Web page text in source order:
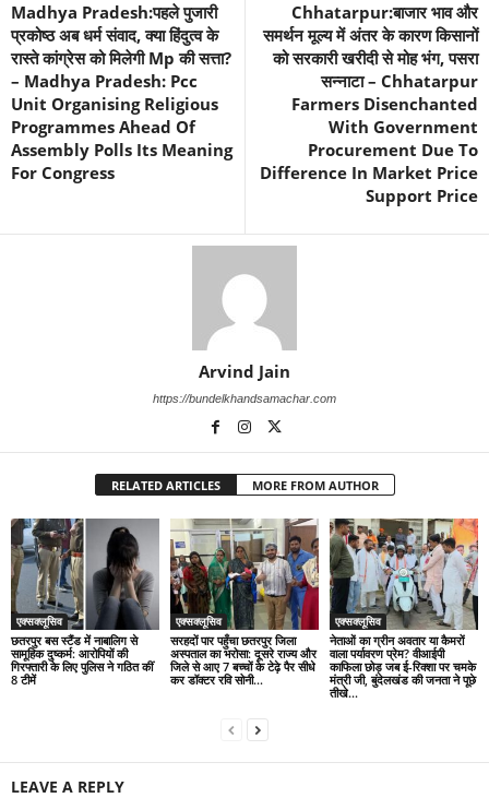
Madhya Pradesh:पहले पुजारी
प्रकोष्ठ अब धर्म संवाद, क्या हिंदुत्व के
रास्ते कांग्रेस को मिलेगी Mp की सत्ता?
– Madhya Pradesh: Pcc
Unit Organising Religious
Programmes Ahead Of
Assembly Polls Its Meaning
For Congress
Chhatarpur:बाजार भाव और
समर्थन मूल्य में अंतर के कारण किसानों
को सरकारी खरीदी से मोह भंग, पसरा
सन्नाटा – Chhatarpur
Farmers Disenchanted
With Government
Procurement Due To
Difference In Market Price
Support Price
Arvind Jain
https://bundelkhandsamachar.com
RELATED ARTICLES MORE FROM AUTHOR
एक्सक्लूसिव
छतरपुर बस स्टैंड में नाबालिग से
सामूहिक दुष्कर्म: आरोपियों की
गिरफ्तारी के लिए पुलिस ने गठित कीं
8 टीमें
एक्सक्लूसिव
सरहदों पार पहुँचा छतरपुर जिला
अस्पताल का भरोसा: दूसरे राज्य और
जिले से आए 7 बच्चों के टेढ़े पैर सीधे
कर डॉक्टर रवि सोनी...
एक्सक्लूसिव
नेताओं का ग्रीन अवतार या कैमरों
वाला पर्यावरण प्रेम? वीआईपी
काफिला छोड़ जब ई-रिक्शा पर चमके
मंत्री जी, बुंदेलखंड की जनता ने पूछे
तीखे...
LEAVE A REPLY